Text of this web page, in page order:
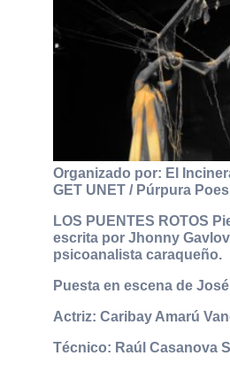
Organizado por: El
GET UNET / Púrpura
LOS PUENTES ROTOS
escrita por Jhonny
psicoanalista caraqueño.
Puesta en escena de
Actriz: Caribay Amarú
Técnico: Raúl Casanova